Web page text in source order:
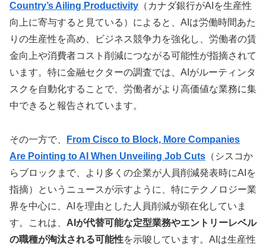
Country’s Ailing Productivity （カナダ銀行がAIを生産性
向上に寄与すると見ている）によると、AIは労働時間あた
りの生産性を高め、ビジネス競争力を強化し、労働者の賃
金向上や消費者コスト削減につながる可能性が指摘されて
います。特に金融セクターの調査では、AIがルーティンタ
スクを自動化することで、労働者がより高価値な業務に集
中できると報告されています。
その一方で、
From Cisco to Block, More Companies
Are Pointing to AI When Unveiling Job Cuts （シスコか
らブロックまで、より多くの企業が人員削減発表時にAIを
指摘）というニュースが示すように、特にテクノロジー業
界を中心に、AIを理由とした人員削減が顕在化していま
す。これは、 AIが代替可能な定型業務やエントリーレベル
の職種が淘汰される可能性を示唆しています。AIは生産性